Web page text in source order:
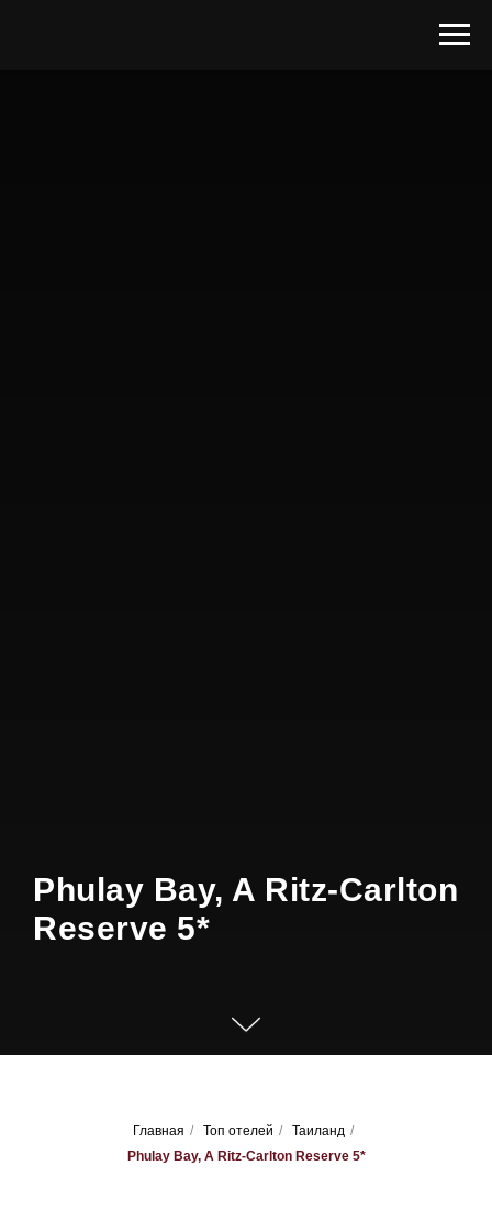
Phulay Bay, A Ritz-Carlton
Reserve 5*
Главная / Топ отелей / Таиланд /
Phulay Bay, A Ritz-Carlton Reserve 5*